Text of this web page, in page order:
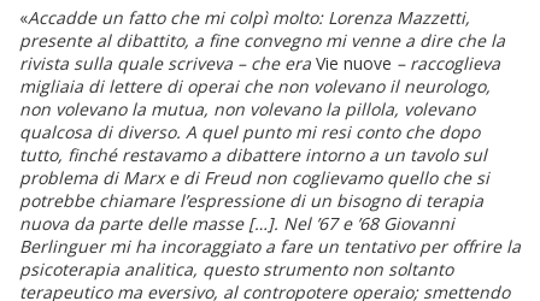
«Accadde un fatto che mi colpì molto: Lorenza Mazzetti,
presente al dibattito, a fine convegno mi venne a dire che la
rivista sulla quale scriveva – che era Vie nuove – raccoglieva
migliaia di lettere di operai che non volevano il neurologo,
non volevano la mutua, non volevano la pillola, volevano
qualcosa di diverso. A quel punto mi resi conto che dopo
tutto, finché restavamo a dibattere intorno a un tavolo sul
problema di Marx e di Freud non coglievamo quello che si
potrebbe chiamare l’espressione di un bisogno di terapia
nuova da parte delle masse […]. Nel ’67 e ’68 Giovanni
Berlinguer mi ha incoraggiato a fare un tentativo per offrire la
psicoterapia analitica, questo strumento non soltanto
terapeutico ma eversivo, al contropotere operaio; smettendo